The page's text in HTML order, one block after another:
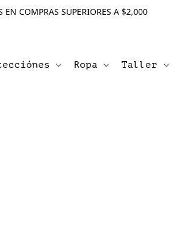
EN COMPRAS SUPERIORES A $2,000
Ropa Taller